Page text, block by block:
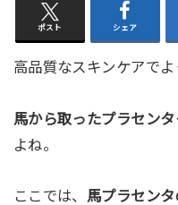
ポスト シェア
高品質なスキンケアで
馬から取ったプラセン
よね。
ここでは、 馬プラセン